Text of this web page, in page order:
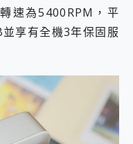
速為5400RPM，平
享有全機3年保固服